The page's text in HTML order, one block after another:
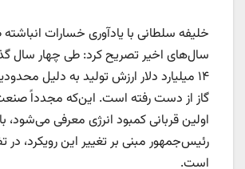
خلیفه سلطانی با یادآوری خسارات
سال‌های اخیر تصریح کرد: طی چهار سال
۱۴ میلیارد دلار ارزش تولید به دلیل
گاز از دست رفته است. این‌که مجدداً
اولین قربانی کمبود انرژی معرفی می‌شود،
رئیس‌جمهور مبنی بر تغییر این رویکرد، در
است.